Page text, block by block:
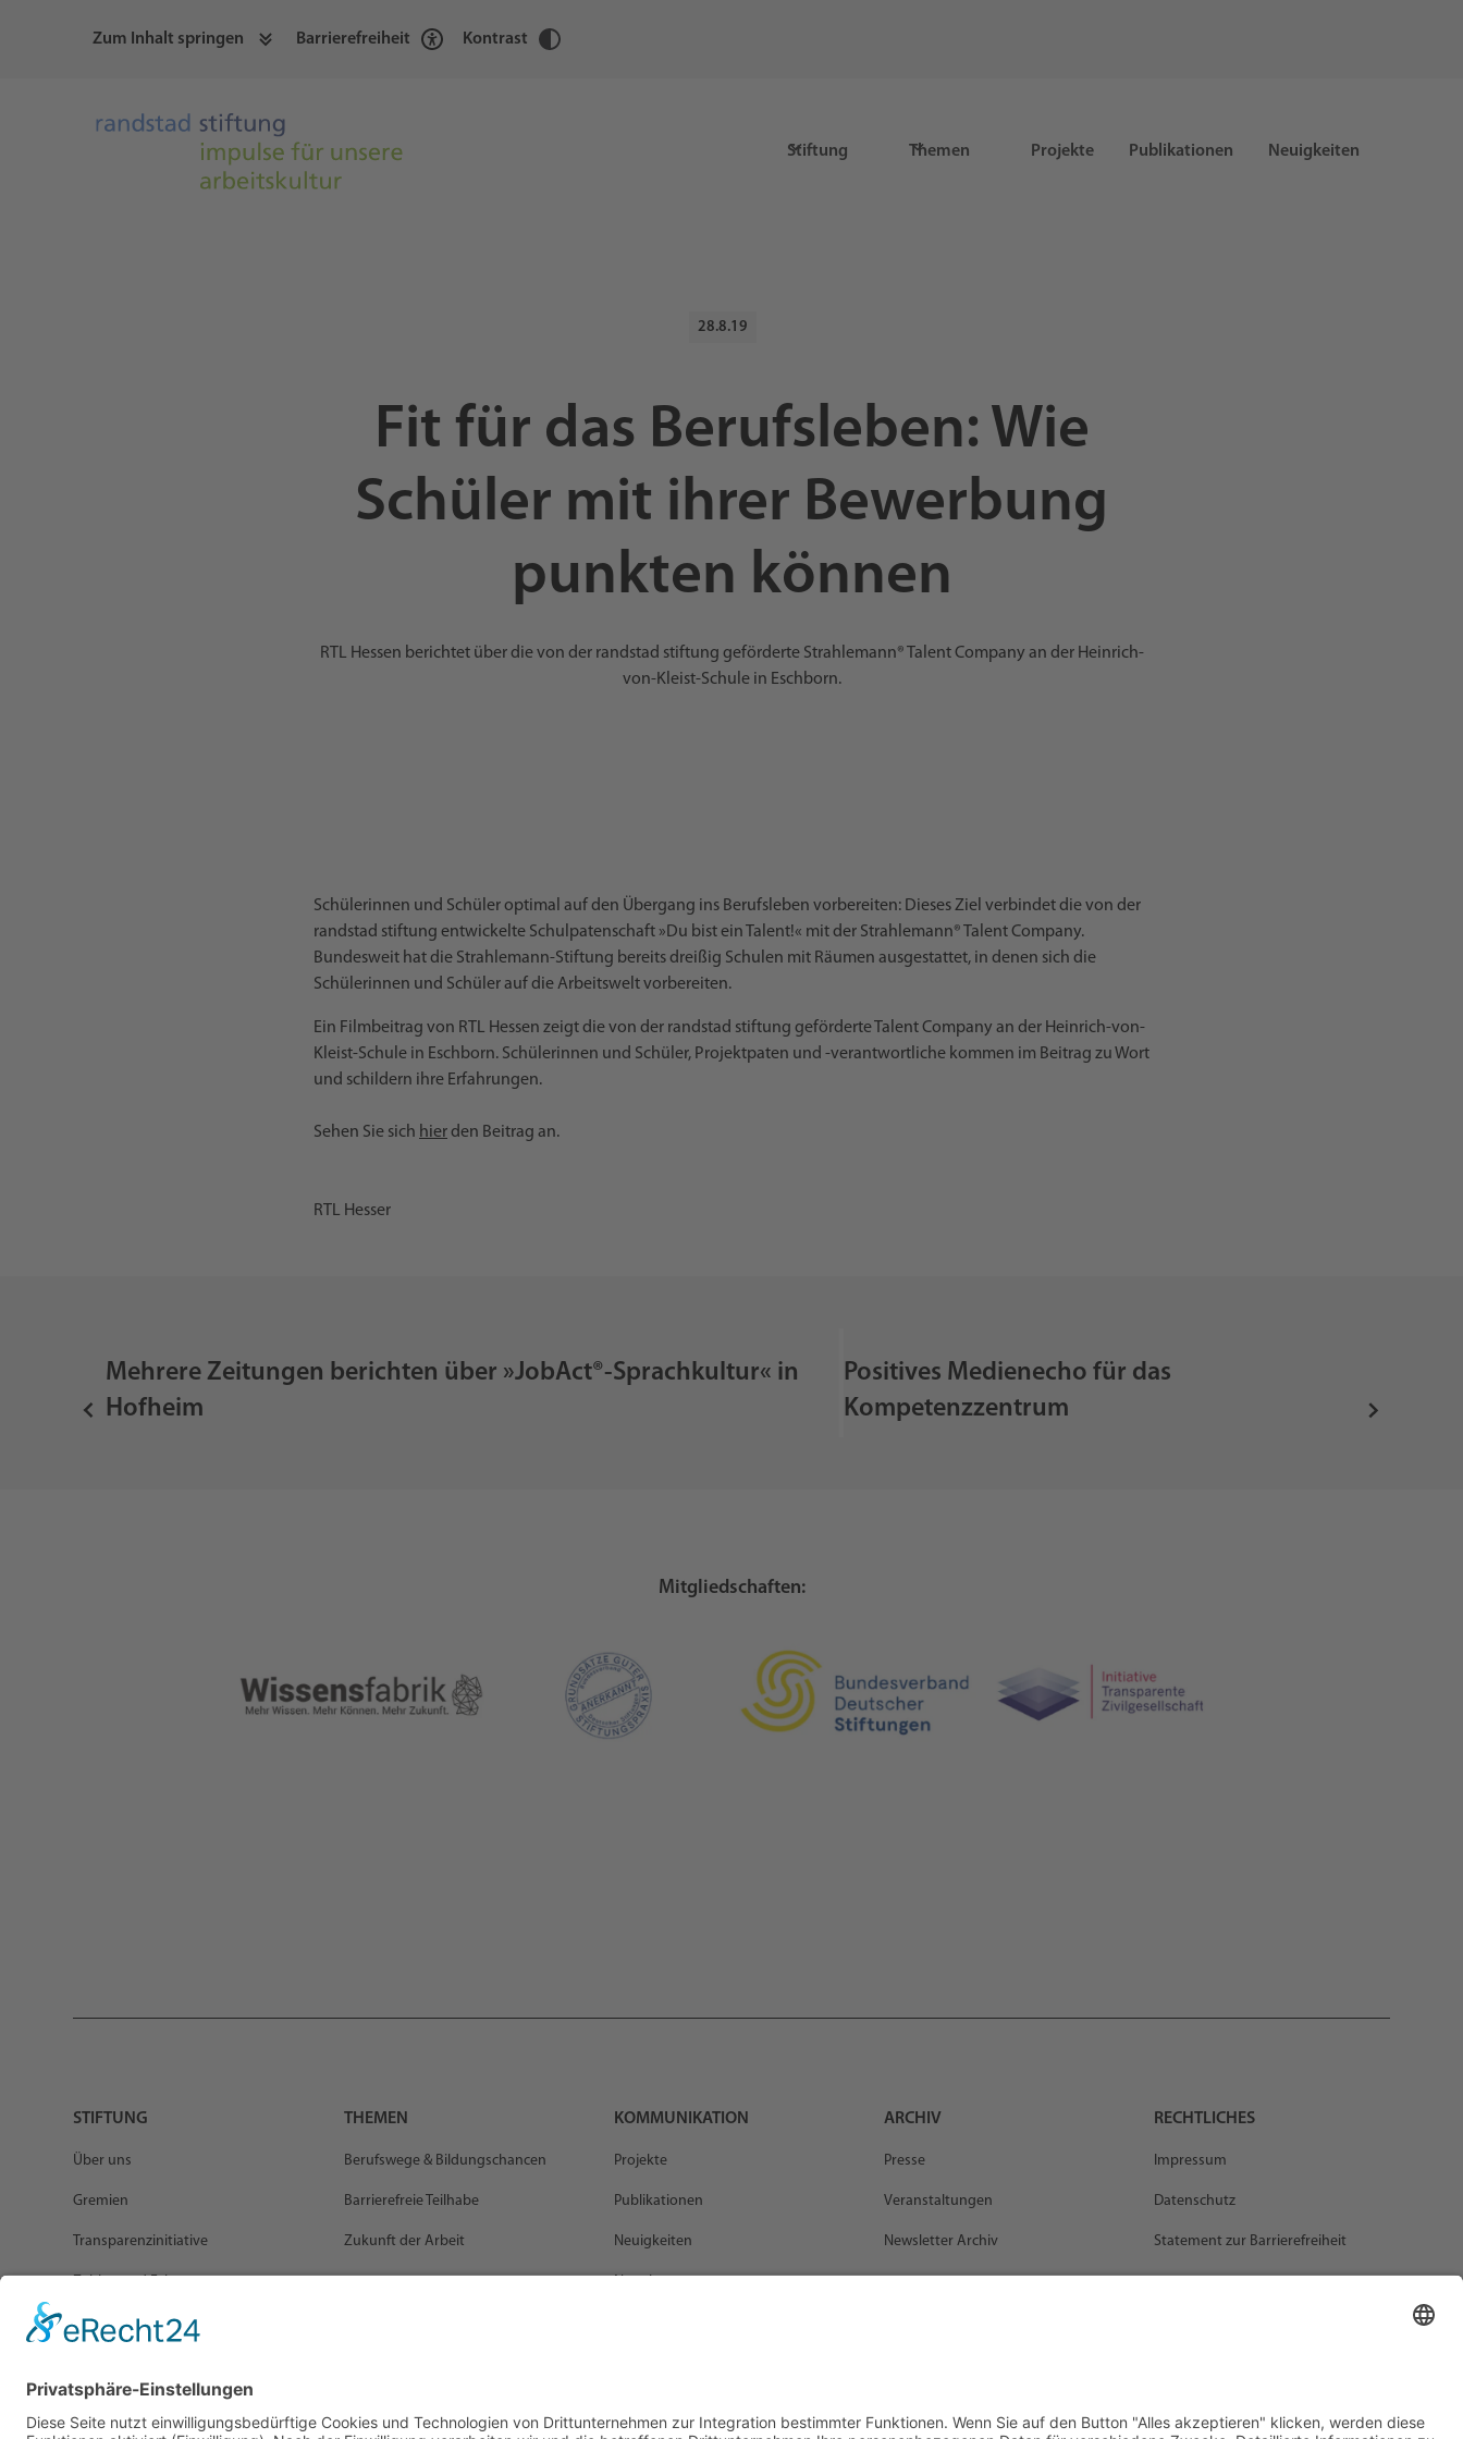
Zum Inhalt springen Barrierefreiheit Kontrast
Stiftung Themen Projekte Publikationen Neuigkeiten
28.8.19
Fit für das Berufsleben: Wie
Schüler mit ihrer Bewerbung
punkten können
RTL Hessen berichtet über die von der randstad stiftung geförderte Strahlemann® Talent Company an der Heinrich-
von-Kleist-Schule in Eschborn.
Schülerinnen und Schüler optimal auf den Übergang ins Berufsleben vorbereiten: Dieses Ziel verbindet die von der
randstad stiftung entwickelte Schulpatenschaft »Du bist ein Talent!« mit der Strahlemann® Talent Company.
Bundesweit hat die Strahlemann-Stiftung bereits dreißig Schulen mit Räumen ausgestattet, in denen sich die
Schülerinnen und Schüler auf die Arbeitswelt vorbereiten.
Ein Filmbeitrag von RTL Hessen zeigt die von der randstad stiftung geförderte Talent Company an der Heinrich-von-
Kleist-Schule in Eschborn. Schülerinnen und Schüler, Projektpaten und -verantwortliche kommen im Beitrag zu Wort
und schildern ihre Erfahrungen.
Sehen Sie sich hierden Beitrag an.
RTL Hesser
Mehrere Zeitungen berichten über »JobAct®-Sprachkultur« in
Hofheim
Positives Medienecho für das
Kompetenzzentrum
Mitgliedschaften:
STIFTUNG
Über uns
Gremien
Transparenzinitiative
Förderrichtlinien
THEMEN
Berufswege & Bildungschancen
Barrierefreie Teilhabe
Zukunft der Arbeit
KOMMUNIKATION
Projekte
Publikationen
Neuigkeiten
ARCHIV
Presse
Veranstaltungen
Newsletter Archiv
RECHTLICHES
Impressum
Datenschutz
Statement zur Barrierefreiheit